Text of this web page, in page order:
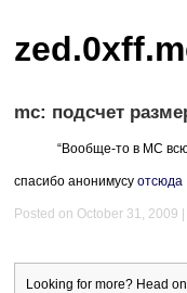
mc: подсчет
“Вообще-то в MC
спасибо анонимусу отсюда
Posted on October 31, 2009
Looking for more? Head